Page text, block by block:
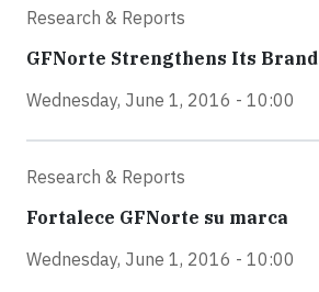
Research & Reports
GFNorte Strengthens Its Brand
Wednesday, June 1, 2016 - 10:00
Research & Reports
Fortalece GFNorte su marca
Wednesday, June 1, 2016 - 10:00